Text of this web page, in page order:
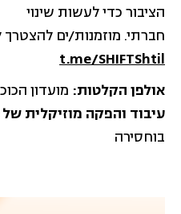
הציבור כדי לעשות שינוי
חברתי. מוזמנות/ים
t.me/SHIFTShtil
אולפן הקלטות: מועדון
עיבוד והפקה מוזיקלית
בוחסירה